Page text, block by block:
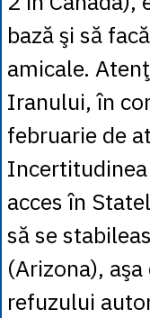
bază şi să
amicale.
Iranului, în
februarie de
acces în
să se
(Arizona),
refuzului